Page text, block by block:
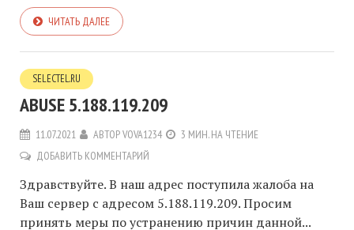
ЧИТАТЬ ДАЛЕЕ
SELECTEL.RU
ABUSE 5.188.119.209
11.07.2021 АВТОРVOVA1234
3 МИН. НА ЧТЕНИЕ
ДОБАВИТЬ КОММЕНТАРИЙ
Здравствуйте. В наш адрес поступила жалоба на
Ваш сервер с адресом 5.188.119.209. Просим
принять меры по устранению причин данной...